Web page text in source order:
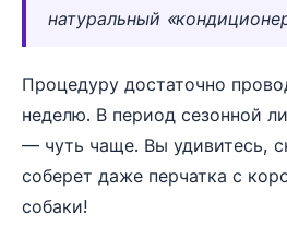
натуральный
Процедуру достаточно
неделю. В период сезонной
— чуть чаще. Вы удивитесь,
соберет даже перчатка с
собаки!